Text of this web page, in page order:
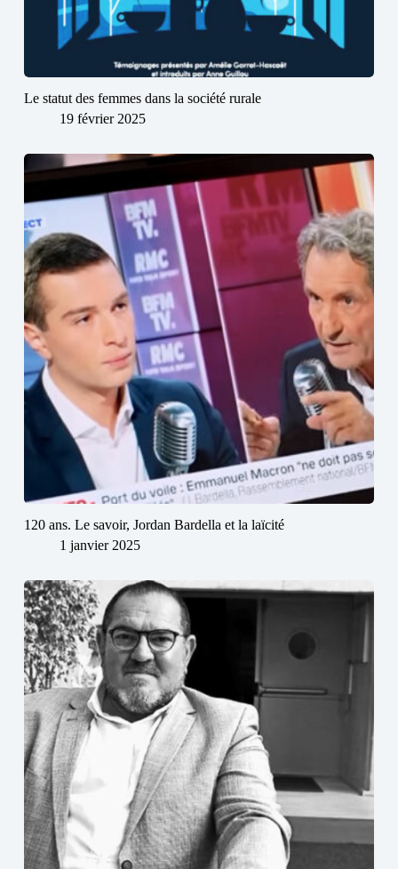
Le statut des femmes dans la société rurale
19 février 2025
120 ans. Le savoir, Jordan Bardella et la laïcité
1 janvier 2025